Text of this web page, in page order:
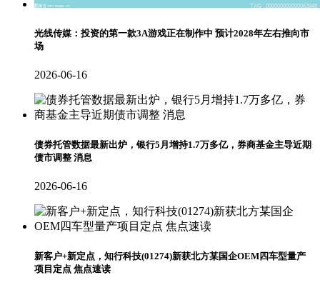
光线传媒：投资的第一款3A游戏正在制作中 预计2028年左右推向市
场
2026-06-16
债券托管数据最新出炉，银行5月增持1.7万多亿，券商基金主导近期
债市调整 消息
2026-06-16
新客户+新定点，知行科技(01274)新获北方某国企OEM四车型量产
项目定点 焦点速读